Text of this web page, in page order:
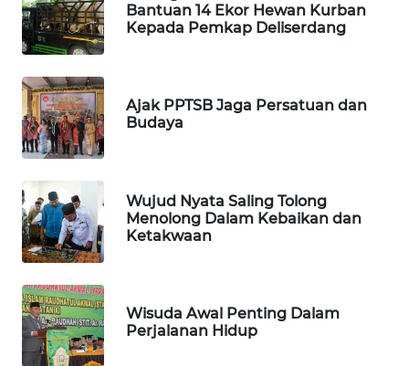
Bantuan 14 Ekor Hewan Kurban
Kepada Pemkap Deliserdang
Ajak PPTSB Jaga Persatuan dan
Budaya
Wujud Nyata Saling Tolong
Menolong Dalam Kebaikan dan
Ketakwaan
Wisuda Awal Penting Dalam
Perjalanan Hidup
NEWS
JURNAL
HUMBANG
NEWS
GARONGGANG
NEWS
FISUELRI
ENERGI
NEWS